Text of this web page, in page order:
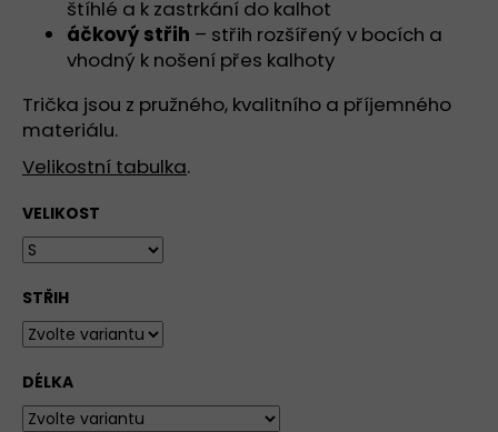
štíhlé a k zastrkání do kalhot
áčkový střih – střih rozšířený v bocích a
vhodný k nošení přes kalhoty
Trička jsou z pružného, kvalitního a příjemného
materiálu.
Velikostní tabulka.
VELIKOST
STŘIH
DÉLKA
S
HLUBOKÝM
DO
V,
KRÁTKÝ
RUKÁV
-
ŠEDÁ
ARKTICKÁ
949
Kč